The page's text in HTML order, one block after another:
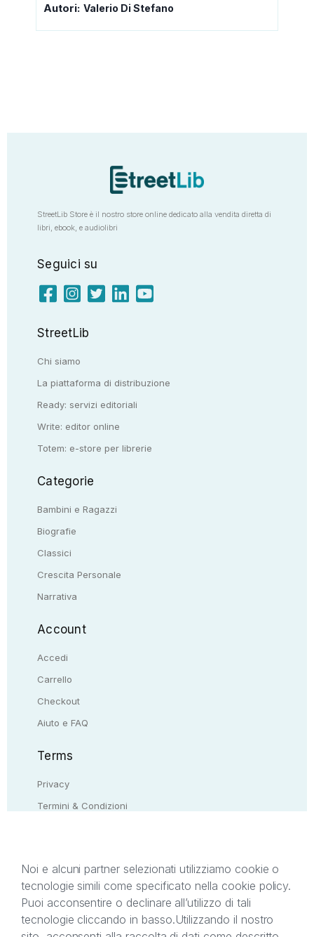
Autori: Valerio Di Stefano
StreetLib Store è il nostro store online dedicato alla vendita diretta di
libri, ebook, e audiolibri
Seguici su
StreetLib
Chi siamo
La piattaforma di distribuzione
Ready: servizi editoriali
Write: editor online
Totem: e-store per librerie
Categorie
Bambini e Ragazzi
Biografie
Classici
Crescita Personale
Narrativa
Account
Accedi
Carrello
Checkout
Aiuto e FAQ
Terms
Privacy
Termini & Condizioni
Il presente sito web è di proprietà di StreetLib S.r.l.
titolare di tutti i diritti di proprietà intellettuale
Noi e alcuni partner selezionati utilizziamo cookie o
tecnologie simili come specificato nella cookie policy.
Puoi acconsentire o declinare all’utilizzo di tali
tecnologie cliccando in basso.Utilizzando il nostro